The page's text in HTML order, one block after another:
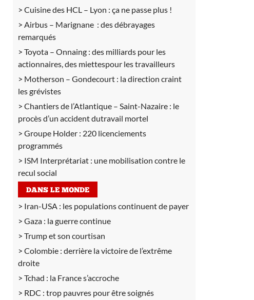
Cuisine des HCL – Lyon : ça ne passe plus !
Airbus – Marignane : des débrayages
remarqués
Toyota – Onnaing : des milliards pour les
actionnaires, des miettespour les travailleurs
Motherson – Gondecourt : la direction craint
les grévistes
Chantiers de l’Atlantique – Saint-Nazaire : le
procès d’un accident dutravail mortel
Groupe Holder : 220 licenciements
programmés
ISM Interprétariat : une mobilisation contre le
recul social
DANS LE MONDE
Iran-USA : les populations continuent de payer
Gaza : la guerre continue
Trump et son courtisan
Colombie : derrière la victoire de l’extrême
droite
Tchad : la France s’accroche
RDC : trop pauvres pour être soignés